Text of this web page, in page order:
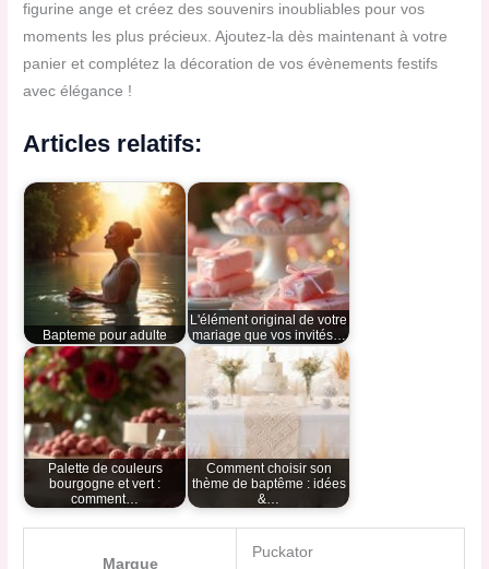
figurine ange et créez des souvenirs inoubliables pour vos
moments les plus précieux. Ajoutez-la dès maintenant à votre
panier et complétez la décoration de vos évènements festifs
avec élégance !
Articles relatifs:
Bapteme pour adulte
L'élément original de votre
mariage que vos invités…
Palette de couleurs
bourgogne et vert :
comment…
Comment choisir son
thème de baptême : idées
&…
Marque
Puckator